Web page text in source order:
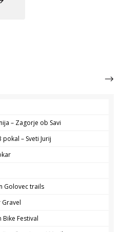
– Zagorje ob Savi
– Sveti Jurij
Golovec trails
Festival